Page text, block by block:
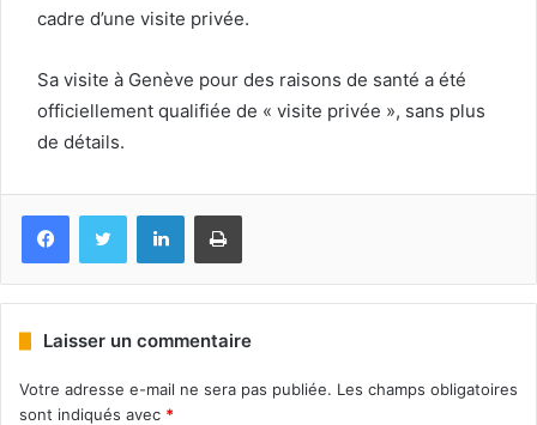
cadre d’une visite privée.
Sa visite à Genève pour des raisons de santé a été
officiellement qualifiée de « visite privée », sans plus
de détails.
FacebookTwitter LinkedinImprimer
Laisser un commentaire
Votre adresse e-mail ne sera pas publiée. Les champs obligatoires
sont indiqués avec *